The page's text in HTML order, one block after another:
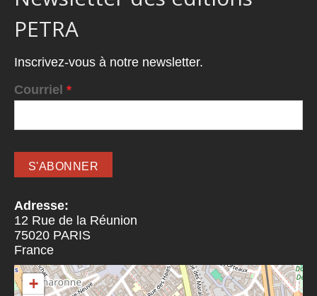
PETRA
Inscrivez-vous à notre newsletter.
Courriel *
Adresse:
12 Rue de la Réunion
75020 PARIS
France
+